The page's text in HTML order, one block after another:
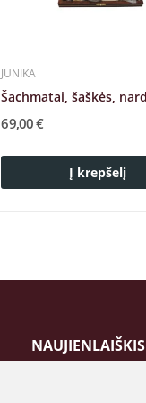
JUNIKA
69,00 €
Į krepšelį
NAUJIENLAIŠKIS